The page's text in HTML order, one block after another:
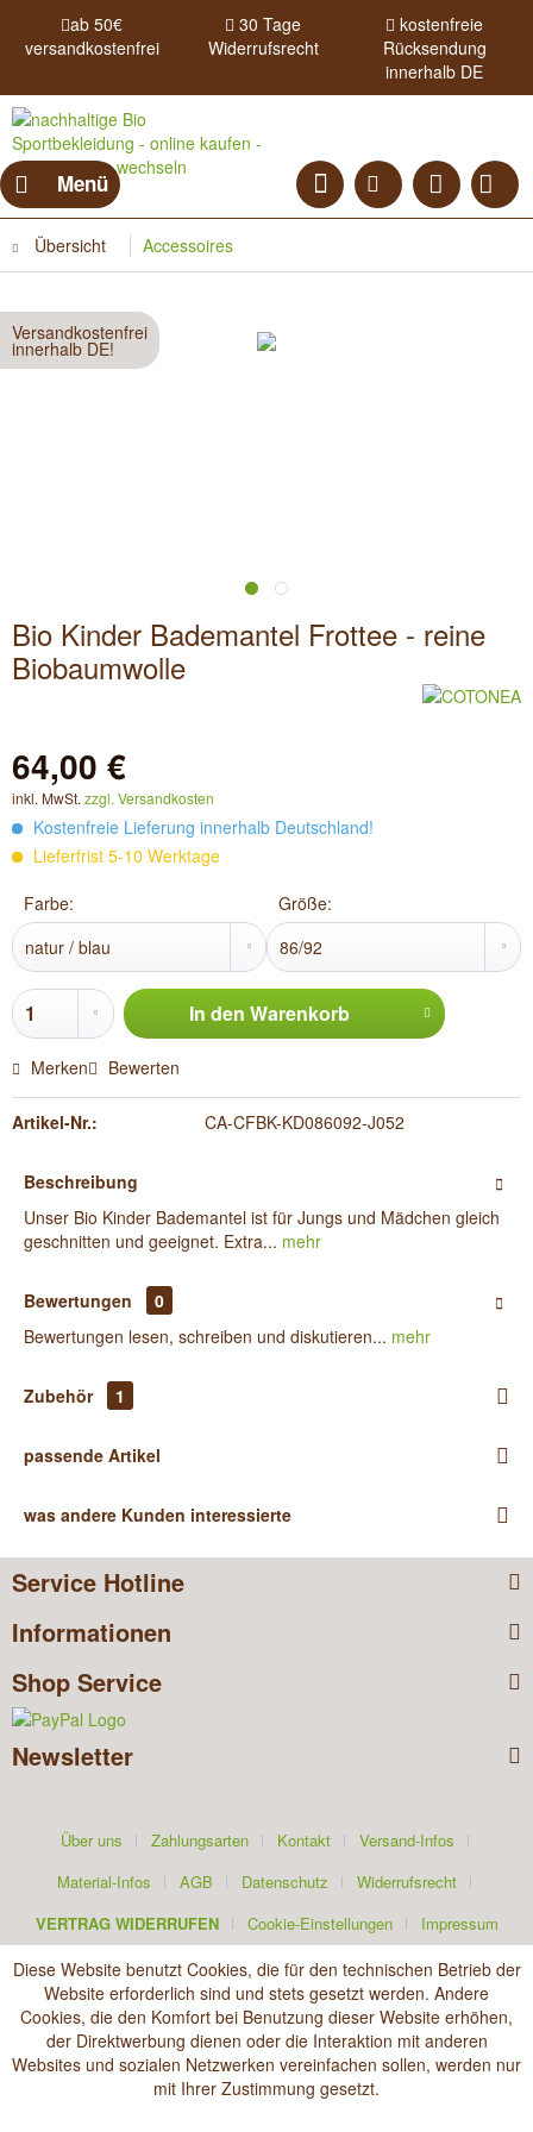
ab 50€
versandkostenfrei
30 Tage
Widerrufsrecht
kostenfreie
Rücksendung
innerhalb DE
Menü
Übersicht Accessoires
Versandkostenfrei
innerhalb DE!
Bio Kinder Bademantel Frottee - reine
Biobaumwolle
64,00 €
inkl. MwSt. zzgl. Versandkosten
Kostenfreie Lieferung innerhalb Deutschland!
Lieferfrist 5-10 Werktage
Farbe:
Größe:
In den Warenkorb
Merken Bewerten
Artikel-Nr.: CA-CFBK-KD086092-J052
Beschreibung
Unser Bio Kinder Bademantel ist für Jungs und Mädchen gleich
geschnitten und geeignet. Extra... mehr
Bewertungen
0
Bewertungen lesen, schreiben und diskutieren... mehr
Zubehör 1
passende Artikel
was andere Kunden interessierte
Service Hotline
Informationen
Shop Service
Newsletter
Über uns Zahlungsarten Kontakt
Versand-Infos
Material-Infos
AGB Datenschutz
Widerrufsrecht
VERTRAG WIDERRUFEN
Cookie-Einstellungen Impressum
Diese Website benutzt Cookies, die für den technischen Betrieb der
Website erforderlich sind und stets gesetzt werden. Andere
Cookies, die den Komfort bei Benutzung dieser Website erhöhen,
der Direktwerbung dienen oder die Interaktion mit anderen
Websites und sozialen Netzwerken vereinfachen sollen, werden nur
mit Ihrer Zustimmung gesetzt.